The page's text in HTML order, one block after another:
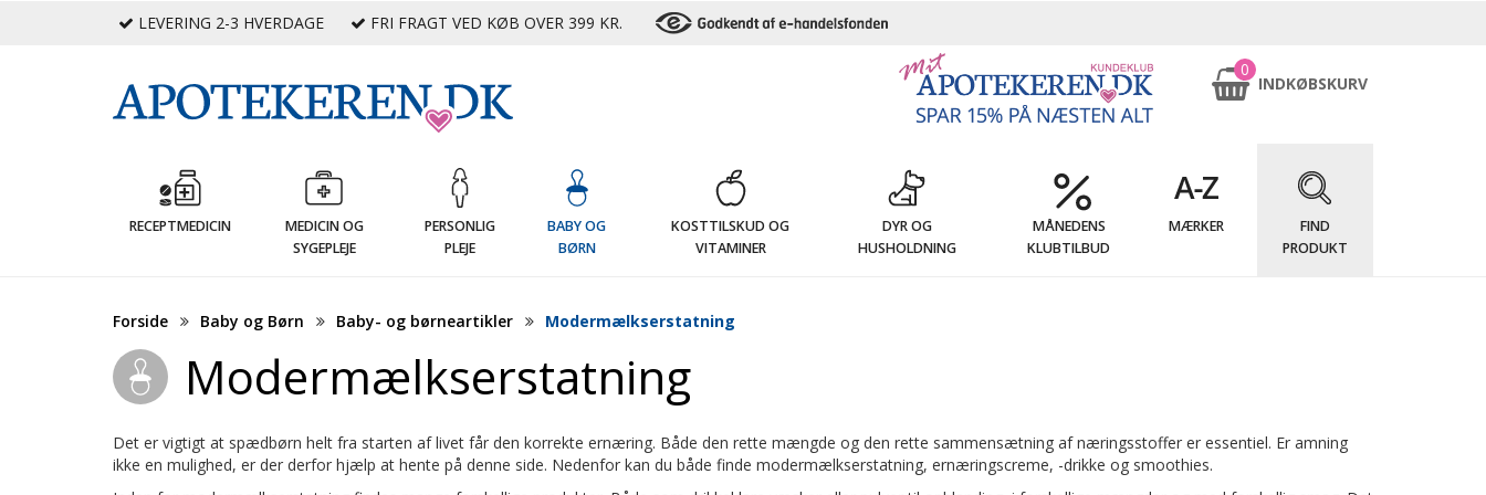
LEVERING 2-3 HVERDAGE FRI FRAGT VED KØB OVER 399 KR.
0
INDKØBSKURV
RECEPTMEDICIN
MEDICIN OG
SYGEPLEJE
PERSONLIG
PLEJE
BABY OG
BØRN
KOSTTILSKUD OG
VITAMINER
DYR OG
HUSHOLDNING
MÅNEDENS
KLUBTILBUD
MÆRKER
FIND
PRODUKT
Forside Baby og Børn Baby- og børneartikler Modermælkserstatning
Modermælkserstatning
Det er vigtigt at spædbørn helt fra starten af livet får den korrekte ernæring. Både den rette mængde og den rette sammensætning af næringsstoffer er essentiel. Er amning
ikke en mulighed, er der derfor hjælp at hente på denne side. Nedenfor kan du både finde modermælkserstatning, ernæringscreme, -drikke og smoothies.